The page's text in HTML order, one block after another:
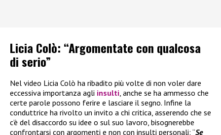
Licia Colò: “Argomentate con qualcosa
di serio”
Nel video Licia Colò ha ribadito più volte di non voler dare
eccessiva importanza agli insulti , anche se ha ammesso che
certe parole possono ferire e lasciare il segno. Infine la
conduttrice ha rivolto un invito a chi critica, asserendo che se
c’è del disaccordo su idee o sul suo lavoro, bisognerebbe
confrontarsi con argomenti e non con insulti personali: “Se